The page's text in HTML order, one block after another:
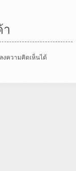
งความคิดเห็นได้